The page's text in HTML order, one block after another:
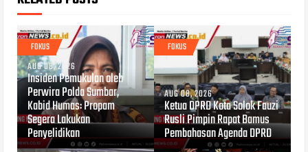
FOKUS
AUG 08, 2026
Insiden Pemukulan oleh
Perwira Polda Sumbar,
Kabid Humas: Propam
Segera Lakukan
Penyelidikan
FOKUS
AUG 08, 2026
Ketua DPRD Kota Solok Fauzi
Rusli Pimpin Rapat Bamus
Pembahasan Agenda DPRD